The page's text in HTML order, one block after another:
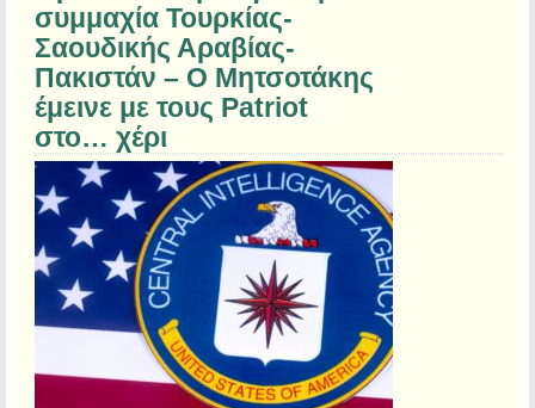
συμμαχία Τουρκίας-
Σαουδικής Αραβίας-
Πακιστάν – Ο Μητσοτάκης
έμεινε με τους Patriot
στο… χέρι